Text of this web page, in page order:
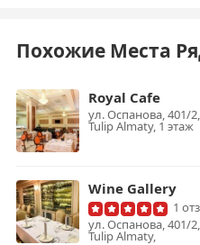
Похожие Места
Royal Cafe
ул. Оспанова, 401/
Tulip Almaty, 1 этаж
Wine Gallery
1
ул. Оспанова, 401/
Tulip Almaty,